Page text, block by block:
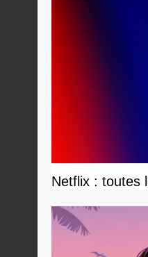
Netflix : toutes